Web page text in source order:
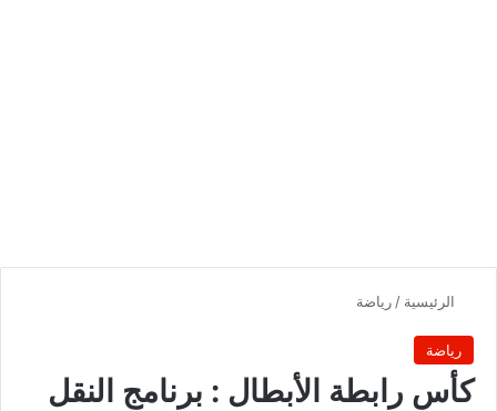
الرئيسية / رياضة
رياضة
كأس رابطة الأبطال : برنامج النقل